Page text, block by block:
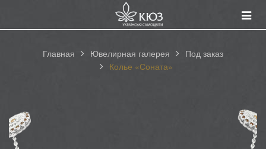
Главная Ювелирная галерея
Под заказ
Колье «Соната»